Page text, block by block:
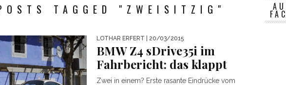
TAGGED "ZWEISITZIG"
LOTHAR ERFERT | 20/03/2015
BMW Z4 sDrive35i im
Fahrbericht: das klappt
Zwei in einem? Erste rasante Eindrücke vom